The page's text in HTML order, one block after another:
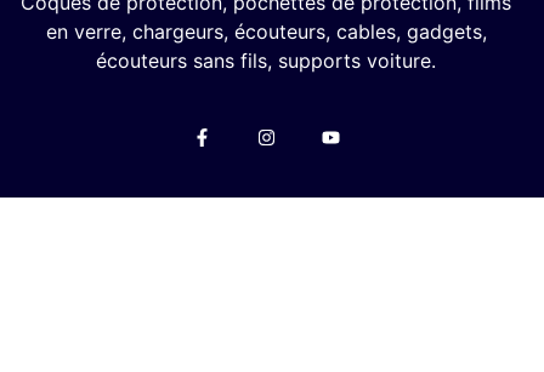
en verre, chargeurs, écouteurs, cables, gadgets,
écouteurs sans fils, supports voiture.